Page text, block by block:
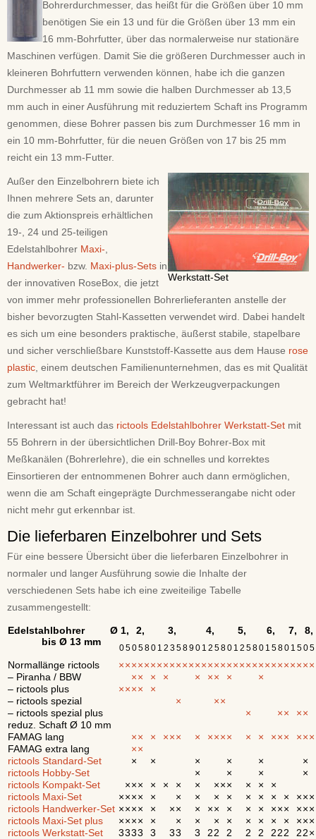
Bohrerdurchmesser, das heißt für die Größen über 10 mm
benötigen Sie ein 13 und für die Größen über 13 mm ein
16 mm-Bohrfutter, über das normalerweise nur stationäre
Maschinen verfügen. Damit Sie die größeren Durchmesser auch in
kleineren Bohrfuttern verwenden können, habe ich die ganzen
Durchmesser ab 11 mm sowie die halben Durchmesser ab 13,5
mm auch in einer Ausführung mit reduziertem Schaft ins Programm
genommen, diese Bohrer passen bis zum Durchmesser 16 mm in
ein 10 mm-Bohrfutter, für die neuen Größen von 17 bis 25 mm
reicht ein 13 mm-Futter.
Werkstatt-Set
Außer den Einzelbohrern biete ich
Ihnen mehrere Sets an, darunter
die zum Aktionspreis erhältlichen
19-, 24 und 25-teiligen
Edelstahlbohrer Maxi-
Handwerker- bzw. Maxi-plus-Sets in
der innovativen RoseBox, die jetzt
von immer mehr professionellen Bohrerlieferanten anstelle der
bisher bevorzugten Stahl-Kassetten verwendet wird. Dabei handelt
es sich um eine besonders praktische, äußerst stabile, stapelbare
und sicher verschließbare Kunststoff-Kassette aus dem Hause rose
plastic , einem deutschen Familienunternehmen, das es mit Qualität
zum Weltmarktführer im Bereich der Werkzeugverpackungen
gebracht hat!
Interessant ist auch das rictools Edelstahlbohrer Werkstatt-Set mit
55 Bohrern in der übersichtlichen Drill-Boy Bohrer-Box mit
Meßkanälen (Bohrerlehre), die ein schnelles und korrektes
Einsortieren der entnommenen Bohrer auch dann ermöglichen,
wenn die am Schaft eingeprägte Durchmesserangabe nicht oder
nicht mehr gut erkennbar ist.
Die lieferbaren Einzelbohrer und Sets
Für eine bessere Übersicht über die lieferbaren Einzelbohrer in
normaler und langer Ausführung sowie die Inhalte der
verschiedenen Sets habe ich eine zweiteilige Tabelle
zusammengestellt:
Edelstahlbohrer Ø
bis Ø 13 mm
1, 2, 3, 4, 5, 6, 7, 8,
050580 1 2 35890 1 2 580 1 2 580 1 580 1 505
Normallänge rictools ×××××××××××××××××××××××××××××××
– Piranha / BBW
×× × × × ×× ×
×
– rictools plus
××××
×
– rictools spezial
× ××
– rictools spezial plus
× ×× ××
reduz. Schaft Ø 10 mm
FAMAG lang
×× × ××× × ×××× × × ××× ×××
FAMAG extra lang
××
rictools Standard-Set
× × × × ×
×
rictools Hobby-Set
× × ×
×
rictools Kompakt-Set
××× × × × × ××× × ×
×
rictools Maxi-Set
×××× × × × × × × × × × ×××
rictools Handwerker-Set ×××× × ×× × ×× × × × ××× ×××
rictools Maxi-Set plus
×××× × × × × × × × × × ×××
rictools Werkstatt-Set
3333 3 33 3 22 2 2 2 222 22×